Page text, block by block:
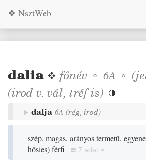
❖ NsztWeb
dalia ❖ főnév ◦ 6A ◦
(irodv. vál, tréfis) 
dalja 6A (rég, irod)
szép, magas, arányos termetű,
hősies)férfi 7 adat